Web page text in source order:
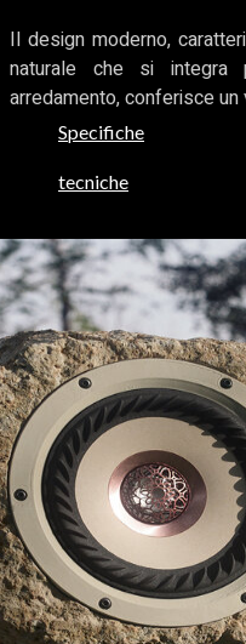
Il design moderno,
naturale che si integra
arredamento, conferisce
Specifiche
tecniche